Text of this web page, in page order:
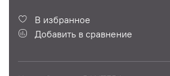
В избранное
Добавить в сравнение